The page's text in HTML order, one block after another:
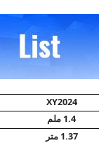
XY2024
1.4 ملم
1.37 متر